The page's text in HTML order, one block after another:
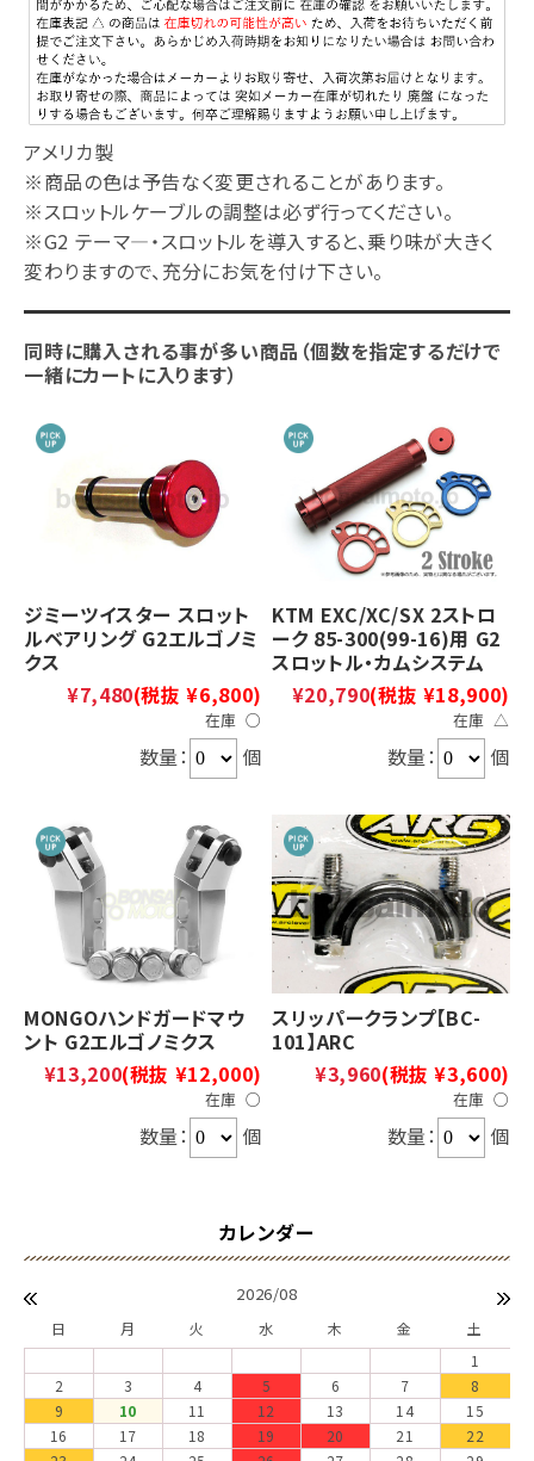
アメリカ製
※商品の色は予告なく変更されることがあります。
※スロットルケーブルの調整は必ず行ってください。
※G2 テーマ―・スロットルを導入すると、乗り味が大きく
変わりますので、充分にお気を付け下さい。
同時に購入される事が多い商品（個数を指定するだけで
一緒にカートに入ります）
ジミーツイスター スロット
ルベアリング G2エルゴノミ
クス
¥7,480(税抜 ¥6,800)
在庫 ○
数量： 個
KTM EXC/XC/SX 2ストロ
ーク 85-300(99-16)用 G2
スロットル・カムシステム
¥20,790(税抜 ¥18,900)
在庫 △
数量： 個
MONGOハンドガードマウ
ント G2エルゴノミクス
¥13,200(税抜 ¥12,000)
在庫 ○
数量： 個
スリッパークランプ【BC-
101】ARC
¥3,960(税抜 ¥3,600)
在庫 ○
数量： 個
2026/08
日 月 火 水 木 金
土
1
2
3 4 5 6 7
8
9
10 11 12 13 14
15
16
17 18 19 20 21
22